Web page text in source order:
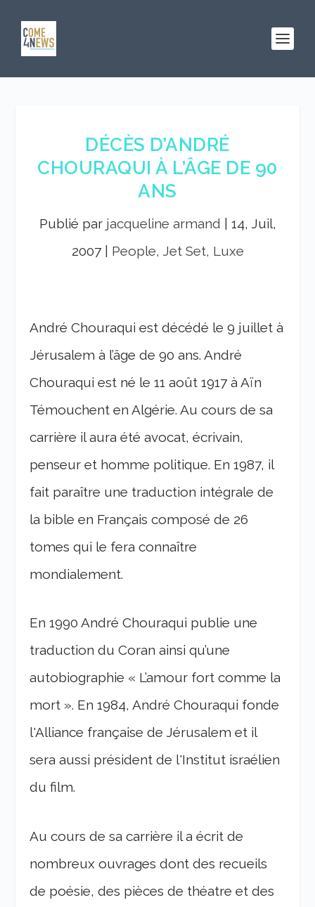
DÉCÈS D’ANDRÉ
CHOURAQUI À L’ÂGE DE 90
ANS
Publié par jacqueline armand
14, Juil,
2007| People, Jet Set, Luxe
André Chouraqui est décédé le 9 juillet à
Jérusalem à l’âge de 90 ans. André
Chouraqui est né le 11 août 1917 à Aïn
Témouchent en Algérie. Au cours de sa
carrière il aura été avocat, écrivain,
penseur et homme politique. En 1987, il
fait paraître une traduction intégrale de
la bible en Français composé de 26
tomes qui le fera connaître
mondialement.
En 1990 André Chouraqui publie une
traduction du Coran ainsi qu’une
autobiographie « L’amour fort comme la
mort ». En 1984, André Chouraqui fonde
l'Alliance française de Jérusalem et il
sera aussi président de l'Institut israélien
du film.
Au cours de sa carrière il a écrit de
nombreux ouvrages dont des recueils
de poésie, des pièces de théatre et des